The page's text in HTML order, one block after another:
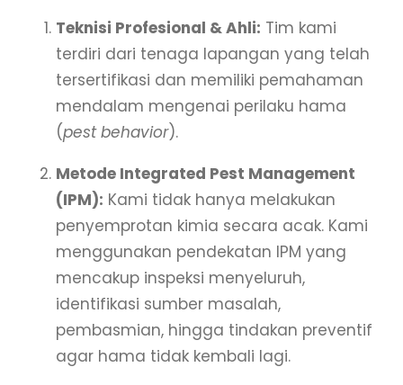
Teknisi Profesional & Ahli: Tim kami
terdiri dari tenaga lapangan yang telah
tersertifikasi dan memiliki pemahaman
mendalam mengenai perilaku hama
(pest behavior).
Metode Integrated Pest Management
(IPM): Kami tidak hanya melakukan
penyemprotan kimia secara acak. Kami
menggunakan pendekatan IPM yang
mencakup inspeksi menyeluruh,
identifikasi sumber masalah,
pembasmian, hingga tindakan preventif
agar hama tidak kembali lagi.